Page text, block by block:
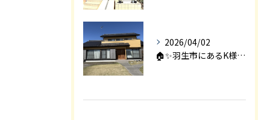
2026/04/02
🏠✨羽生市にあるK様邸は、2008年に㈱エアロックで新築され...